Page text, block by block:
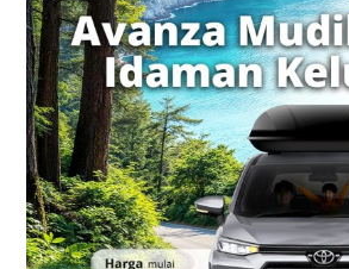
Nasmoco
Yogyakarta